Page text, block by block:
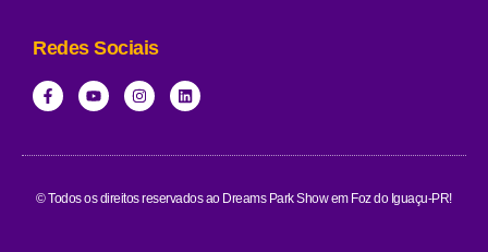
Redes Sociais
© Todos os direitos reservados ao Dreams Park Show em Foz do Iguaçu-PR!